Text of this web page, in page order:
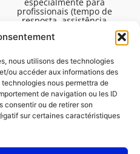
nous utilisons des technologies
ou accéder aux informations des
nous permettra de
de navigation ou les ID
consentir ou de retirer son
sur certaines caractéristiques
profissionais (tempo de
resposta, assistência
técnica, etc.). De segunda a
sexta-feira, das 08:30 às